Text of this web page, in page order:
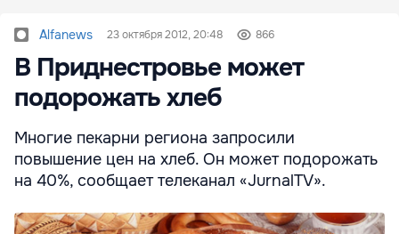
Alfanews 23 октября 2012, 20:48 866
В Приднестровье может
подорожать хлеб
Многие пекарни региона запросили
повышение цен на хлеб. Он может подорожать
на 40%, сообщает телеканал «JurnalTV».